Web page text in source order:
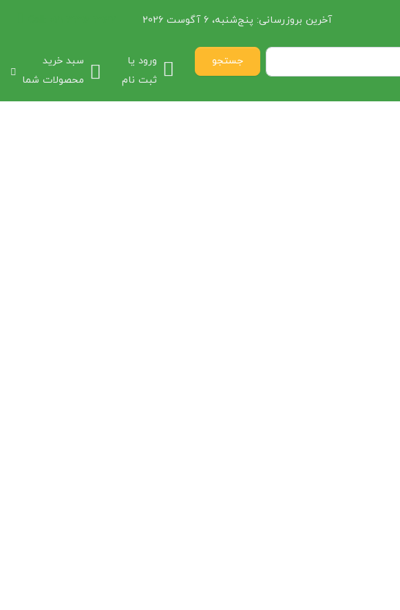
آخرین بروزرسانی: پنج‌شنبه، 6 آگوست 2026
جستجو
ورود یا
ثبت نام
سبد خرید
محصولات شما